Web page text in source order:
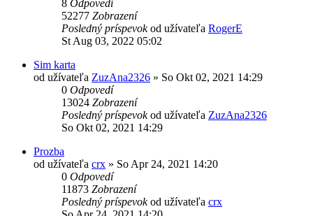
8 Odpovedí
52277 Zobrazení
Posledný príspevokod užívateľa RogerE
St Aug 03, 2022 05:02
Sim karta
od užívateľa ZuzAna2326 » So Okt 02, 2021 14:29
0 Odpovedí
13024 Zobrazení
Posledný príspevokod užívateľa ZuzAna2326
So Okt 02, 2021 14:29
Prozba
od užívateľa crx » So Apr 24, 2021 14:20
0 Odpovedí
11873 Zobrazení
Posledný príspevokod užívateľa crx